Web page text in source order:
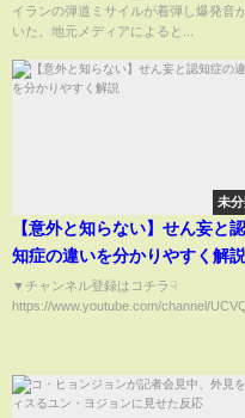
イランの弾道ミサイルが着弾し爆発音
いた。地元メディアによると...
未分
【意外と知らない】せん妄と認
知症の違いを分かりやすく解説
▼チャンネル登録はコチラ☟
https://www.youtube.com/channel/